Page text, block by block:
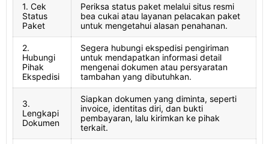
1. Cek
Status
Paket
Periksa status paket melalui situs resmi
bea cukai atau layanan pelacakan paket
untuk mengetahui alasan penahanan.
2.
Hubungi
Pihak
Ekspedisi
Segera hubungi ekspedisi pengiriman
untuk mendapatkan informasi detail
mengenai dokumen atau persyaratan
tambahan yang dibutuhkan.
3.
Lengkapi
Dokumen
Siapkan dokumen yang diminta, seperti
invoice, identitas diri, dan bukti
pembayaran, lalu kirimkan ke pihak
terkait.